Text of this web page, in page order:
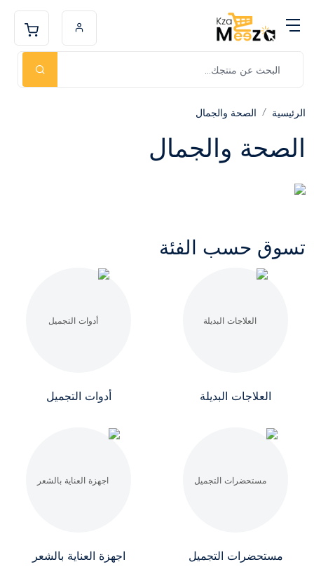
الرئيسية الصحة والجمال
الصحة والجمال
تسوق حسب الفئة
العلاجات البديلة أدوات التجميل
مستحضرات التجميل اجهزة العناية بالشعر